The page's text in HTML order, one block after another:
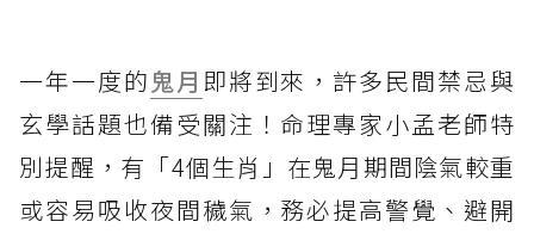
一年一度的鬼月 即將到來，許多民間禁忌與
玄學話題也備受關注！命理專家小孟老師特
別提醒，有「4個生肖」在鬼月期間陰氣較重
或容易吸收夜間穢氣，務必提高警覺、避開